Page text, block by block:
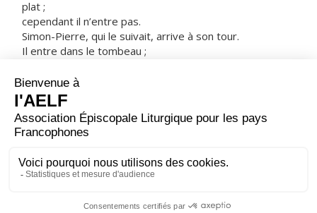
plat ;
cependant il n’entre pas.
Simon-Pierre, qui le suivait, arrive à son tour.
Il entre dans le tombeau ;
ainsi que le suaire qui avait entouré la tête de Jésus,
non pas posé avec les linges,
mais roulé à part à sa place.
C’est alors qu’entra l’autre disciple,
lui qui était arrivé le premier au tombeau.
Il vit, et il crut.
– Acclamons la Parole de Dieu.